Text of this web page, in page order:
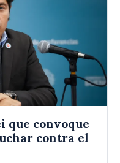
convoque
contra el